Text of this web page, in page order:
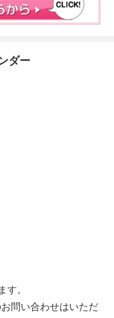
ダー
す。
問い合わせはいただ